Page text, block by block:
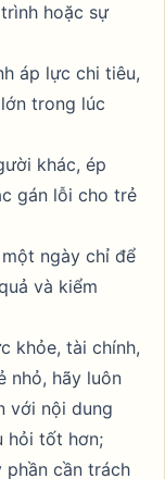
hoặc sự
áp lực chi tiêu,
trong lúc
khác, ép
gán lỗi cho trẻ
ngày chỉ để
và kiểm
khỏe, tài chính,
nhỏ, hãy luôn
với nội dung
hỏi tốt hơn;
phần cần trách